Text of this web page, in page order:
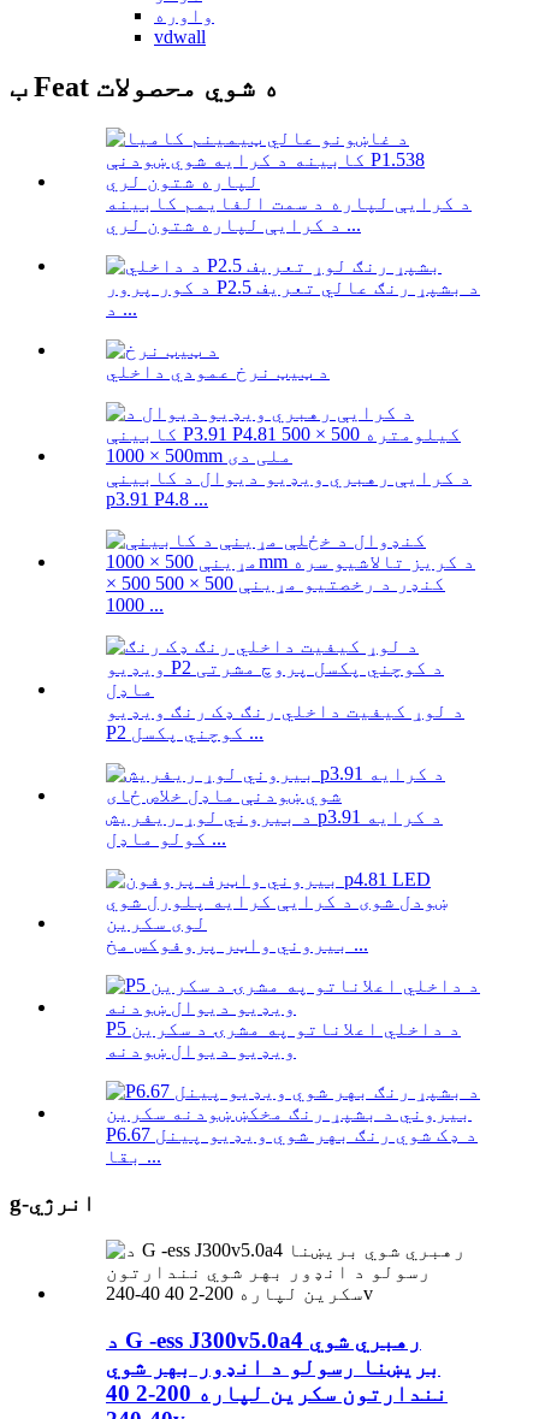
واوره
vdwall
ب Feat ه شوي محصولات
د کرایې لپاره د سمت الفایمم کابینه
د کرایې لپاره شتون لري ...
د کور پرور P2.5 د بشپړ رنګ عالي تعریف
د ...
د ټیټ نرخ عمودي داخلي
د کرایې رهبري ویډیو دیوال د کابینې
p3.91 P4.8 ...
کنډر د رخصتیو مړینې 500 × 500 500 ×
1000 ...
د لوړ کیفیت داخلي رنګ ډک رنګ ویډیو
P2 کوچني پکسل ...
د بیروني لوړ ریفریش p3.91 د کرایه
کولو ماډل ...
بیروني واټر پروفوکس مخ ...
P5 د داخلي اعلاناتو په مشرۍ د سکرین
ویډیو دیوال ښودنه
P6.67 د ډک شوي رنګ بهر شوي ویډیو پینل
بقا ...
g-انرژي
د G -ess J300v5.0a4 رهبري شوي
بریښنا رسولو د انډور بهر شوي
نندارتون سکرین لپاره 200-2 40